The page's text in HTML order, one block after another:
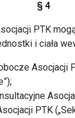
§ 4
PTK
i ciała
Asocjacji
PTK